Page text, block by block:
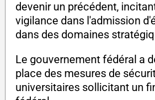
devenir un précédent,
vigilance dans l'admission
dans des domaines
Le gouvernement fédéral a
place des mesures de
universitaires sollicitant un